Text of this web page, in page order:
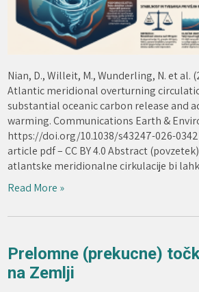
Nian, D., Willeit, M., Wunderling, N. et al.
Atlantic meridional overturning
substantial oceanic carbon release and
warming. Communications Earth &
https://doi.org/10.1038/s43247-026-
article pdf – CC BY 4.0 Abstract
atlantske meridionalne cirkulacije bi
Read More »
Prelomne (prekucne)
na Zemlji